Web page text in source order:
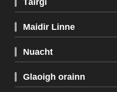
Táirgí
Maidir Linne
Nuacht
Glaoigh orainn